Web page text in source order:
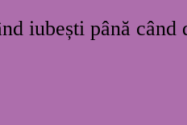
iubești până